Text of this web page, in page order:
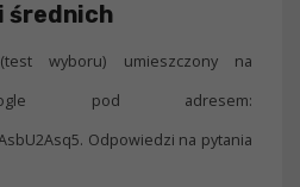
średnich
wyboru) umieszczony na
pod adresem:
Odpowiedzi na pytania